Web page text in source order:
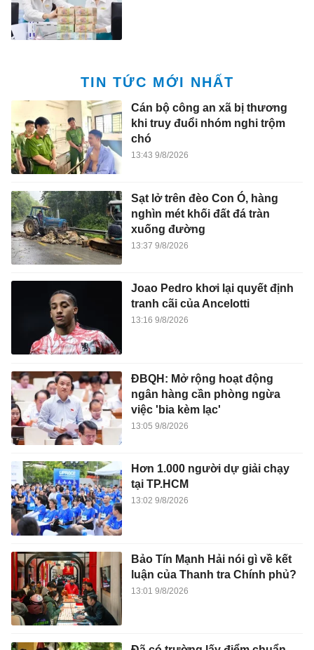
TIN TỨC MỚI NHẤT
Cán bộ công an xã bị thương
khi truy đuổi nhóm nghi trộm
chó
13:43 9/8/2026
Sạt lở trên đèo Con Ó, hàng
nghìn mét khối đất đá tràn
xuống đường
13:37 9/8/2026
Joao Pedro khơi lại quyết định
tranh cãi của Ancelotti
13:16 9/8/2026
ĐBQH: Mở rộng hoạt động
ngân hàng cần phòng ngừa
việc 'bia kèm lạc'
13:05 9/8/2026
Hơn 1.000 người dự giải chạy
tại TP.HCM
13:02 9/8/2026
Bảo Tín Mạnh Hải nói gì về kết
luận của Thanh tra Chính phủ?
13:01 9/8/2026